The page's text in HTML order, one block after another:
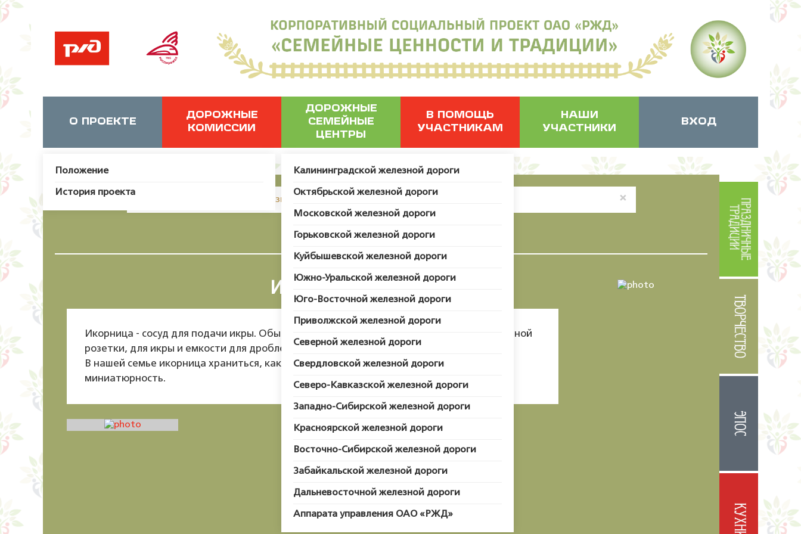
О ПРОЕКТЕ
Положение
История проекта
ДОРОЖНЫЕ
КОМИССИИ
ДОРОЖНЫЕ
СЕМЕЙНЫЕ
ЦЕНТРЫ
Калининградской железной дороги
Октябрьской железной дороги
Московской железной дороги
Горьковской железной дороги
Куйбышевской железной дороги
Южно-Уральской железной дороги
Юго-Восточной железной дороги
Приволжской железной дороги
Северной железной дороги
Свердловской железной дороги
Северо-Кавказской железной дороги
Западно-Сибирской железной дороги
Красноярской железной дороги
Восточно-Сибирской железной дороги
Забайкальской железной дороги
Дальневосточной железной дороги
Аппарата управления ОАО «РЖД»
В ПОМОЩЬ
УЧАСТНИКАМ
НАШИ
УЧАСТНИКИ
ВХОД
×
JUser: :_load: Не удалось загрузить пользователя с ID 54457.
Чапельник-сторик
Икорница
Икорница - сосуд для подачи икры. Обычно состоит из двух частей: небольшой стеклянной
розетки, для икры и емкости для дробленного льда.
В нашей семье икорница храниться, как память и украшает наш дом. Дети любят ее за
миниатюрность.
НАЗАД